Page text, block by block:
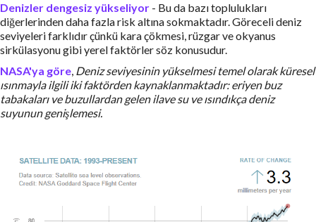
Denizler dengesiz yükseliyor - Bu da bazı toplulukları
diğerlerinden daha fazla risk altına sokmaktadır. Göreceli deniz
seviyeleri farklıdır çünkü kara çökmesi, rüzgar ve okyanus
sirkülasyonu gibi yerel faktörler söz konusudur.
NASA'ya göre, Deniz seviyesinin yükselmesi temel olarak küresel
ısınmayla ilgili iki faktörden kaynaklanmaktadır: eriyen buz
tabakaları ve buzullardan gelen ilave su ve ısındıkça deniz
suyunun genişlemesi.